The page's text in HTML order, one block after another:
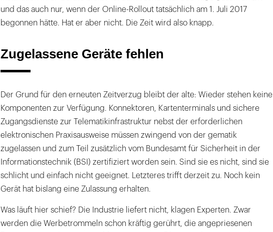
und das auch nur, wenn der Online-Rollout tatsächlich am 1. Juli 2017
begonnen hätte. Hat er aber nicht. Die Zeit wird also knapp.
Zugelassene Geräte fehlen
Der Grund für den erneuten Zeitverzug bleibt der alte: Wieder stehen keine
Komponenten zur Verfügung. Konnektoren, Kartenterminals und sichere
Zugangsdienste zur Telematikinfrastruktur nebst der erforderlichen
elektronischen Praxisausweise müssen zwingend von der gematik
zugelassen und zum Teil zusätzlich vom Bundesamt für Sicherheit in der
Informationstechnik (BSI) zertifiziert worden sein. Sind sie es nicht, sind sie
schlicht und einfach nicht geeignet. Letzteres trifft derzeit zu. Noch kein
Gerät hat bislang eine Zulassung erhalten.
Was läuft hier schief? Die Industrie liefert nicht, klagen Experten. Zwar
werden die Werbetrommeln schon kräftig gerührt, die angepriesenen